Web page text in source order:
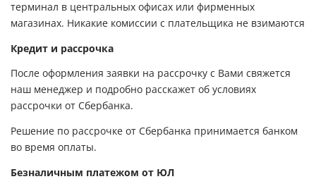
терминал в центральных офисах или фирменных
магазинах. Никакие комиссии с плательщика не взимаются
Кредит и рассрочка
После оформления заявки на рассрочку с Вами свяжется
наш менеджер и подробно расскажет об условиях
рассрочки от Сбербанка.
Решение по рассрочке от Сбербанка принимается банком
во время оплаты.
Безналичным платежом от ЮЛ